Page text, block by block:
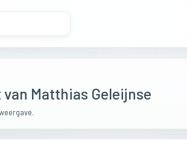
Matthias Geleijnse